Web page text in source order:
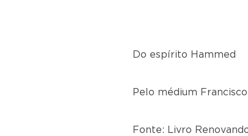
Do espírito Hammed
Pelo médium
Fonte: Livro Renovando